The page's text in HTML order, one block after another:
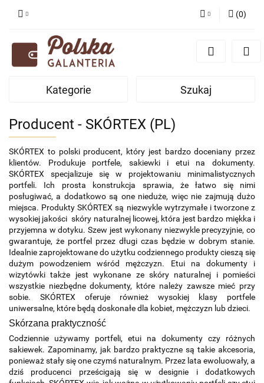
Zaloguj się
Zgody cookies
(0)
Kategorie Szukaj
Producent - SKÓRTEX (PL)
SKÓRTEX to polski producent, który jest bardzo doceniany przez
klientów. Produkuje portfele, sakiewki i etui na dokumenty.
SKÓRTEX specjalizuje się w projektowaniu minimalistycznych
portfeli. Ich prosta konstrukcja sprawia, że łatwo się nimi
posługiwać, a dodatkowo są one nieduże, więc nie zajmują dużo
miejsca. Produkty SKÓRTEX są niezwykle wytrzymałe i tworzone z
wysokiej jakości  skóry naturalnej licowej, która jest bardzo miękka i
przyjemna w dotyku. Szew jest wykonany niezwykle precyzyjnie, co
gwarantuje, że portfel przez długi czas będzie w dobrym stanie.
Idealnie zaprojektowane do użytku codziennego produkty cieszą się
dużym powodzeniem wśród mężczyzn. Etui na dokumenty i
wizytówki także jest wykonane ze skóry naturalnej i pomieści
wszystkie niezbędne dokumenty, które należy zawsze mieć przy
sobie. SKÓRTEX oferuje również wysokiej klasy portfele
uniwersalne, które będą doskonałe dla kobiet, mężczyzn lub dzieci.
Skórzana praktyczność
Codziennie używamy portfeli, etui na dokumenty czy różnych
sakiewek. Zapominamy, jak bardzo praktyczne są takie akcesoria,
ponieważ stały się one czymś naturalnym. Przez lata ewoluowały, a
dziś producenci prześcigają się w designie i dodatkowych